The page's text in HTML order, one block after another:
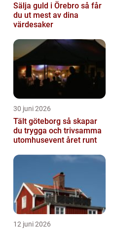
Sälja guld i Örebro så får
du ut mest av dina
värdesaker
30 juni 2026
Tält göteborg så skapar
du trygga och trivsamma
utomhusevent året runt
12 juni 2026